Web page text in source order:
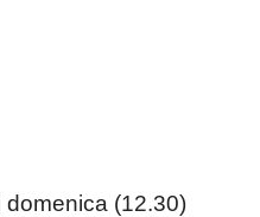
domenica (12.30)